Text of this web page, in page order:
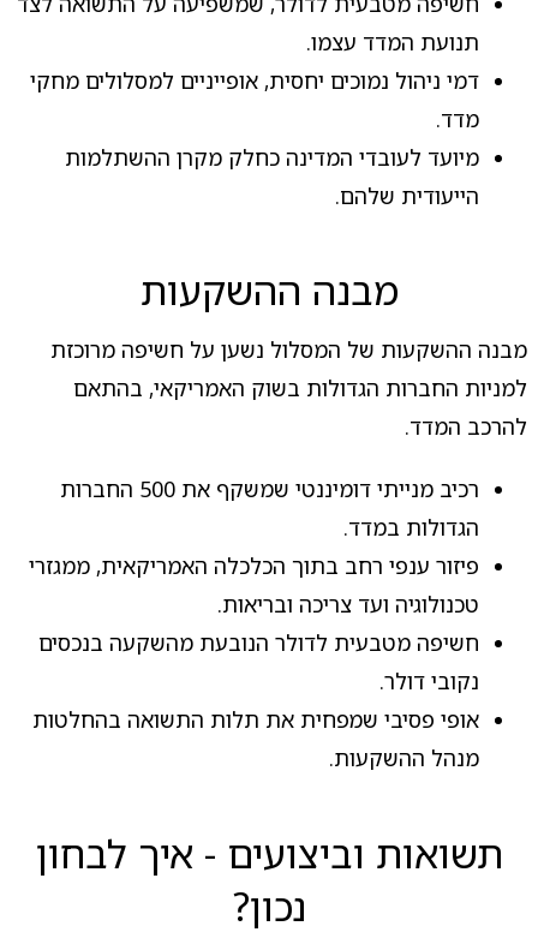
תנועת המדד עצמו.
דמי ניהול נמוכים יחסית, אופייניים למסלולים מחקי
מדד.
מיועד לעובדי המדינה כחלק מקרן ההשתלמות
הייעודית שלהם.
מבנה ההשקעות
מבנה ההשקעות של המסלול נשען על חשיפה מרוכזת
למניות החברות הגדולות בשוק האמריקאי, בהתאם
להרכב המדד.
רכיב מנייתי דומיננטי שמשקף את 500 החברות
הגדולות במדד.
פיזור ענפי רחב בתוך הכלכלה האמריקאית, ממגזרי
טכנולוגיה ועד צריכה ובריאות.
חשיפה מטבעית לדולר הנובעת מהשקעה בנכסים
נקובי דולר.
אופי פסיבי שמפחית את תלות התשואה בהחלטות
מנהל ההשקעות.
תשואות וביצועים - איך לבחון
נכון?